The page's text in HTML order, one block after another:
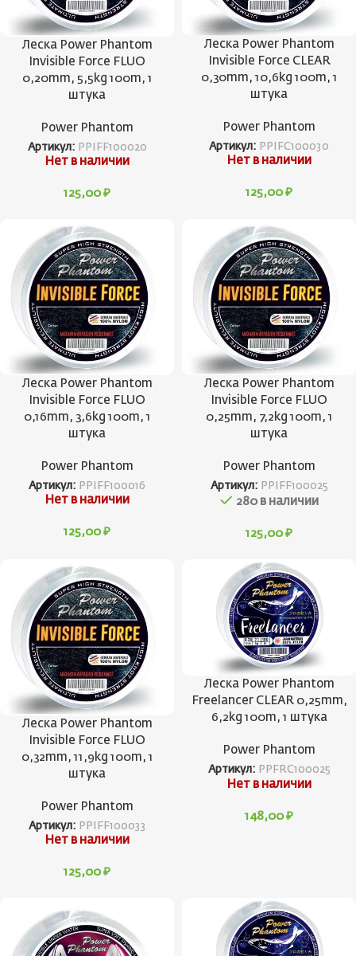
Леска Power Phantom
Invisible Force FLUO
0,20mm, 5,5kg 100m, 1
штука
Power Phantom
Артикул: PPIFF100020
Нет в наличии
125,00 ₽
Леска Power Phantom
Invisible Force CLEAR
0,30mm, 10,6kg 100m, 1
штука
Power Phantom
Артикул: PPIFC100030
Нет в наличии
125,00 ₽
Леска Power Phantom
Invisible Force FLUO
0,16mm, 3,6kg 100m, 1
штука
Power Phantom
Артикул: PPIFF100016
Нет в наличии
125,00 ₽
Леска Power Phantom
Invisible Force FLUO
0,25mm, 7,2kg 100m, 1
штука
Power Phantom
Артикул: PPIFF100025
280 в наличии
125,00 ₽
Леска Power Phantom
Invisible Force FLUO
0,32mm, 11,9kg 100m, 1
штука
Power Phantom
Артикул: PPIFF100033
Нет в наличии
125,00 ₽
Леска Power Phantom
Freelancer CLEAR 0,25mm,
6,2kg 100m, 1 штука
Power Phantom
Артикул: PPFRC100025
Нет в наличии
148,00 ₽